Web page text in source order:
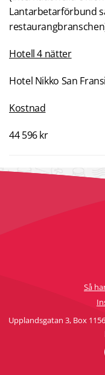
Lantarbetarförbund
Hotell 4 nätter
Hotel Nikko San
Kostnad
44 596 kr
Så
Upplandsgatan 3, Box